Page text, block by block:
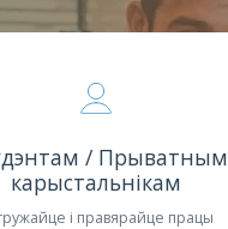
/ Прыватным
карыстальнікам
і правярайце працы